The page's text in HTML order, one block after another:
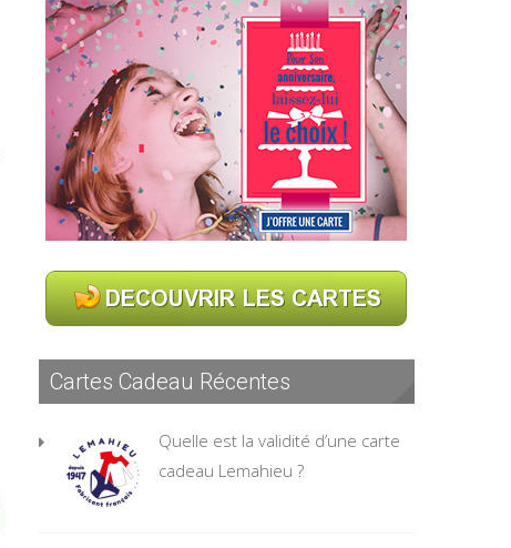
Cartes Cadeau Récentes
Quelle est la validité d’une carte
cadeau Lemahieu ?